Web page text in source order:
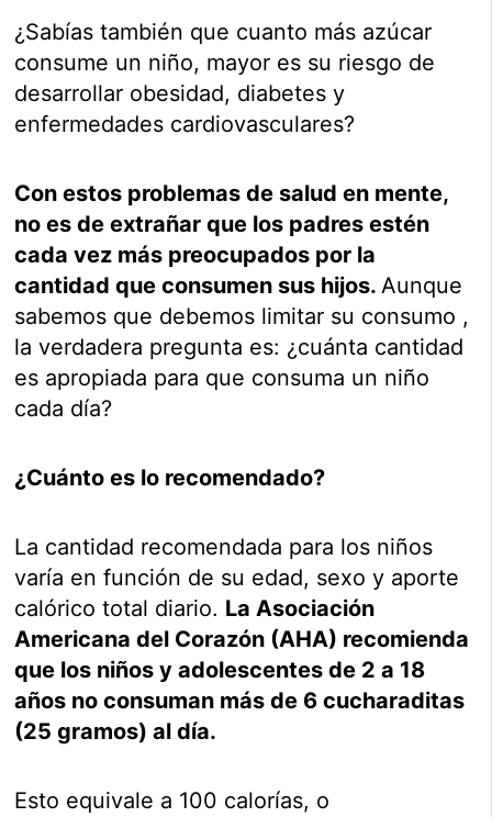
¿Sabías también que cuanto más azúcar
consume un niño, mayor es su riesgo de
desarrollar obesidad, diabetes y
enfermedades cardiovasculares?
Con estos problemas de salud en mente,
no es de extrañar que los padres estén
cada vez más preocupados por la
cantidad que consumen sus hijos.Aunque
sabemos que debemos limitar su consumo ,
la verdadera pregunta es: ¿cuánta cantidad
es apropiada para que consuma un niño
cada día?
¿Cuánto es lo recomendado?
La cantidad recomendada para los niños
varía en función de su edad, sexo y aporte
calórico total diario. La Asociación
Americana del Corazón (AHA) recomienda
que los niños y adolescentes de 2 a 18
años no consuman más de 6 cucharaditas
(25 gramos) al día.
Esto equivale a 100 calorías, o